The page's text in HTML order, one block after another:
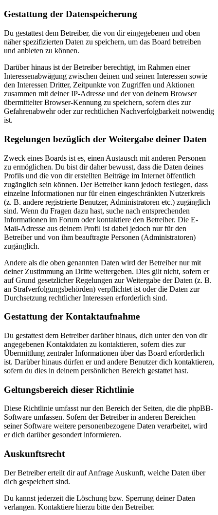
Gestattung der Datenspeicherung
Du gestattest dem Betreiber, die von dir eingegebenen und oben
näher spezifizierten Daten zu speichern, um das Board betreiben
und anbieten zu können.
Darüber hinaus ist der Betreiber berechtigt, im Rahmen einer
Interessenabwägung zwischen deinen und seinen Interessen sowie
den Interessen Dritter, Zeitpunkte von Zugriffen und Aktionen
zusammen mit deiner IP-Adresse und der von deinem Browser
übermittelter Browser-Kennung zu speichern, sofern dies zur
Gefahrenabwehr oder zur rechtlichen Nachverfolgbarkeit notwendig
ist.
Regelungen bezüglich der Weitergabe deiner Daten
Zweck eines Boards ist es, einen Austausch mit anderen Personen
zu ermöglichen. Du bist dir daher bewusst, dass die Daten deines
Profils und die von dir erstellten Beiträge im Internet öffentlich
zugänglich sein können. Der Betreiber kann jedoch festlegen, dass
einzelne Informationen nur für einen eingeschränkten Nutzerkreis
(z. B. andere registrierte Benutzer, Administratoren etc.) zugänglich
sind. Wenn du Fragen dazu hast, suche nach entsprechenden
Informationen im Forum oder kontaktiere den Betreiber. Die E-
Mail-Adresse aus deinem Profil ist dabei jedoch nur für den
Betreiber und von ihm beauftragte Personen (Administratoren)
zugänglich.
Andere als die oben genannten Daten wird der Betreiber nur mit
deiner Zustimmung an Dritte weitergeben. Dies gilt nicht, sofern er
auf Grund gesetzlicher Regelungen zur Weitergabe der Daten (z. B.
an Strafverfolgungsbehörden) verpflichtet ist oder die Daten zur
Durchsetzung rechtlicher Interessen erforderlich sind.
Gestattung der Kontaktaufnahme
Du gestattest dem Betreiber darüber hinaus, dich unter den von dir
angegebenen Kontaktdaten zu kontaktieren, sofern dies zur
Übermittlung zentraler Informationen über das Board erforderlich
ist. Darüber hinaus dürfen er und andere Benutzer dich kontaktieren,
sofern du dies in deinem persönlichen Bereich gestattet hast.
Geltungsbereich dieser Richtlinie
Diese Richtlinie umfasst nur den Bereich der Seiten, die die phpBB-
Software umfassen. Sofern der Betreiber in anderen Bereichen
seiner Software weitere personenbezogene Daten verarbeitet, wird
er dich darüber gesondert informieren.
Auskunftsrecht
Der Betreiber erteilt dir auf Anfrage Auskunft, welche Daten über
dich gespeichert sind.
Du kannst jederzeit die Löschung bzw. Sperrung deiner Daten
verlangen. Kontaktiere hierzu bitte den Betreiber.